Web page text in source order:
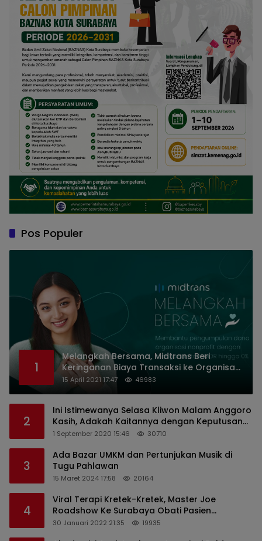
Pos Populer
1
Melangkah Bersama, Midtrans Beri
Keringanan Biaya Transaksi ke Organisasi
Nirlaba Indonesia
15 April 2021 17:47 46983
2
Ini Istimewanya Selasa Kliwon Malam Anggoro
Kasih, Adakah Kaitannya dengan Keputusan
PDIP?
1 September 2020 15:46 30710
3
Ada Bazar UMKM dan Pertunjukan Musik di
Tugu Pahlawan
15 Maret 2024 17:58 20164
4
Viral Terapi Kretek-Kretek, Master Joe
Roadshow Ke Surabaya Obati Pasien
Sekaligus Edukasi Masyarakat
30 Januari 2022 21:35 19935